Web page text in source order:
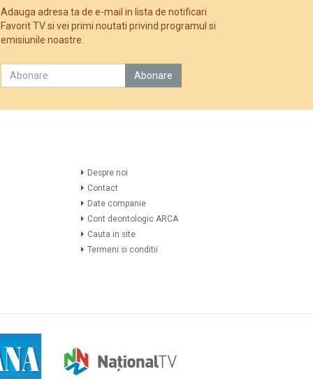
Adauga adresa ta de e-mail in lista de notificari
Favorit TV si vei primi noutati privind programul si
emisiunile noastre.
Despre noi
Contact
Date companie
Cont deontologic ARCA
Cauta in site
Termeni si conditii